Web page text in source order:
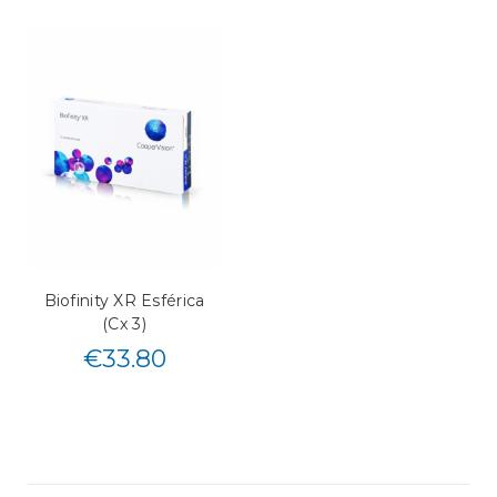
Biofinity XR Esférica
(Cx 3)
€33.80